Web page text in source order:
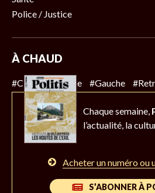
Police / Justice
À CHAUD
#Climat #Police #Gauche
Chaque semaine,
l’actualité, la
Acheter un numéro ou
S’ABONNER À